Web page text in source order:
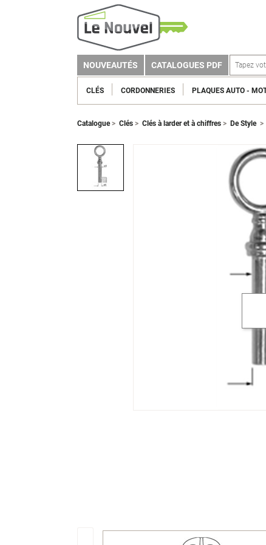
NOUVEAUTÉS CATALOGUES PDF
CLÉS CORDONNERIES PLAQUES AUTO -
Catalogue> Clés > Clés à larder et à chiffres > De Style>